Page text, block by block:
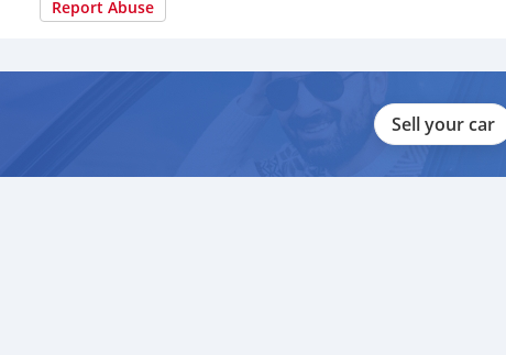
Report Abuse
Sell your car